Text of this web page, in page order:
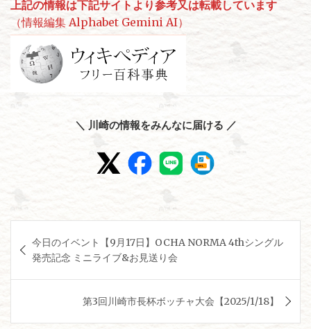
上記の情報は下記サイトより参考又は転載しています
（情報編集 Alphabet Gemini AI）
＼ 川崎の情報をみんなに届ける ／
稿
ナ
ゲ
今日のイベント【9月17日】OCHA NORMA 4thシングル
発売記念 ミニライブ&お見送り会
第3回川崎市長杯ボッチャ大会【2025/1/18】